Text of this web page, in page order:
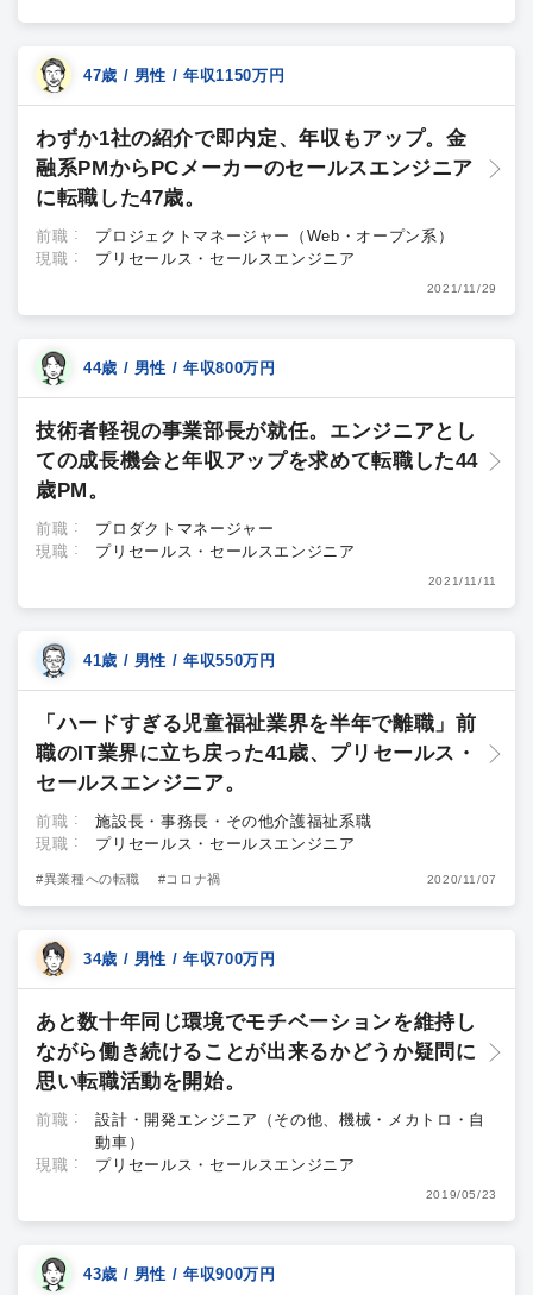
47歳 / 男性 / 年収1150万円
わずか1社の紹介で即内定、年収もアップ。金
融系PMからPCメーカーのセールスエンジニア
に転職した47歳。
前職
プロジェクトマネージャー（Web・オープン系）
現職
プリセールス・セールスエンジニア
2021/11/29
44歳 / 男性 / 年収800万円
技術者軽視の事業部長が就任。エンジニアとし
ての成長機会と年収アップを求めて転職した44
歳PM。
前職
プロダクトマネージャー
現職
プリセールス・セールスエンジニア
2021/11/11
41歳 / 男性 / 年収550万円
「ハードすぎる児童福祉業界を半年で離職」前
職のIT業界に立ち戻った41歳、プリセールス・
セールスエンジニア。
前職
施設長・事務長・その他介護福祉系職
現職
プリセールス・セールスエンジニア
#異業種への転職 #コロナ禍 2020/11/07
34歳 / 男性 / 年収700万円
あと数十年同じ環境でモチベーションを維持し
ながら働き続けることが出来るかどうか疑問に
思い転職活動を開始。
前職
設計・開発エンジニア（その他、機械・メカトロ・自
動車）
現職
プリセールス・セールスエンジニア
2019/05/23
43歳 / 男性 / 年収900万円